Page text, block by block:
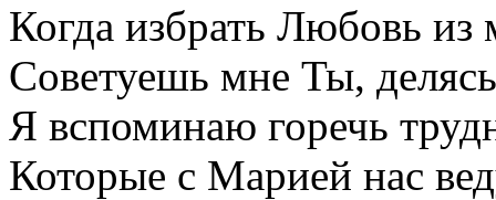
Когда избрать Любовь
Советуешь мне Ты,
Я вспоминаю горечь
Которые с Марией нас